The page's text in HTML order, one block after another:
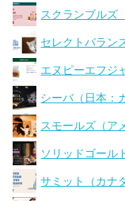
スクランブルズ
セレクトバラン
エヌピーエフジ
シーバ（日本：
スモールズ（ア
ソリッドゴール
サミット（カナ